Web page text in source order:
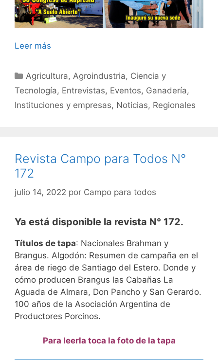
Leer más
Categorías
Agricultura,Agroindustria, Ciencia y
Tecnología, Entrevistas, Eventos, Ganadería,
Instituciones y empresas, Noticias, Regionales
Revista Campo para Todos N°
172
julio 14, 2022 por Campo para todos
Ya está disponible la revista N° 172.
Títulos de tapa: Nacionales Brahman y
Brangus. Algodón: Resumen de campaña en el
área de riego de Santiago del Estero. Donde y
cómo producen Brangus las Cabañas La
Aguada de Almara, Don Pancho y San Gerardo.
100 años de la Asociación Argentina de
Productores Porcinos.
Para leerla toca la foto de la tapa